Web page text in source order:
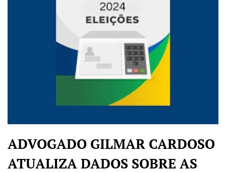
ADVOGADO GILMAR CARDOSO
ATUALIZA DADOS SOBRE AS